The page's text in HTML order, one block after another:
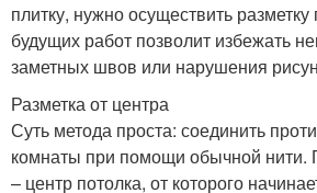
плитку, нужно осуществить
будущих работ позволит избежать
заметных швов или нарушения
Разметка от центра
Суть метода проста: соединить
комнаты при помощи обычной нити.
– центр потолка, от которого